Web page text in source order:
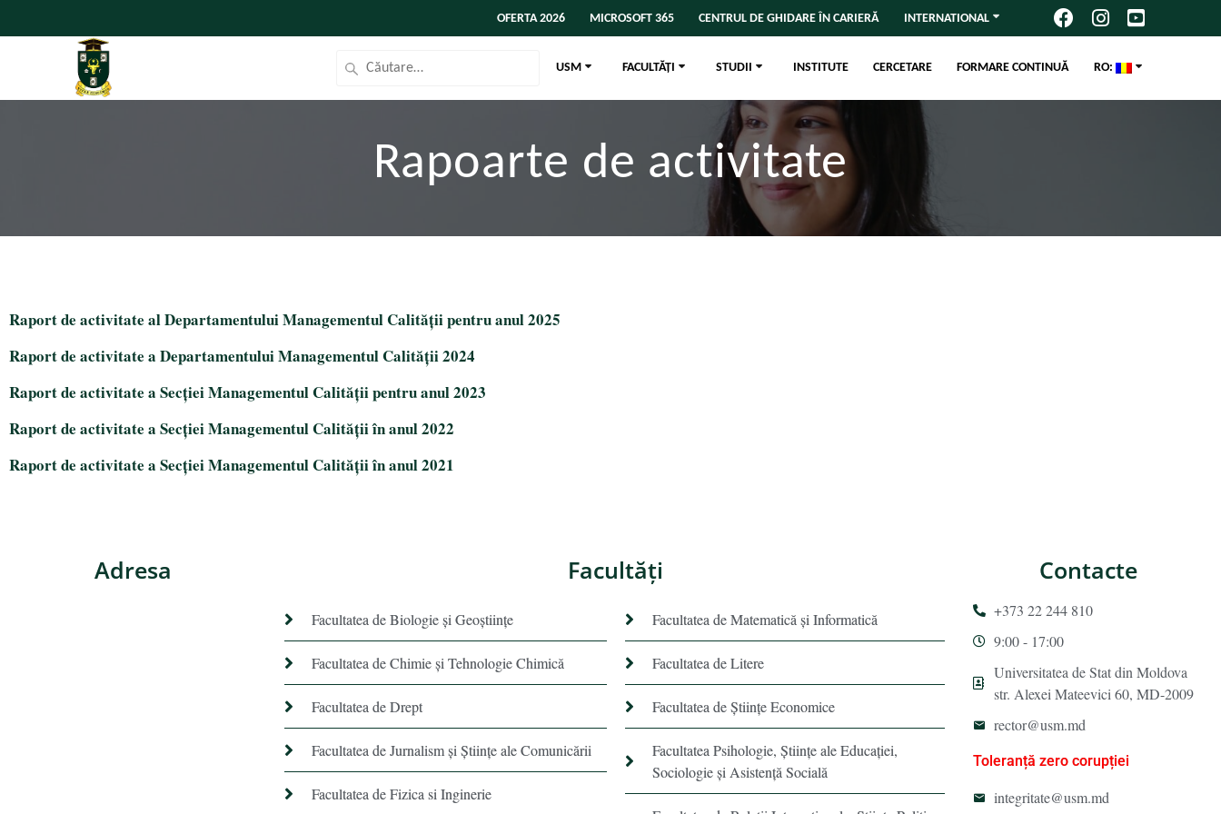
OFERTA 2026 MICROSOFT 365 CENTRUL DE GHIDARE ÎN CARIERĂ INTERNATIONAL
USM FACULTĂȚI STUDII INSTITUTE CERCETARE FORMARE CONTINUĂ RO:
Rapoarte de activitate
Raport de activitate al Departamentului Managementul Calității pentru anul 2025
Raport de activitate a Departamentului Managementul Calității 2024
Raport de activitate a Secției Managementul Calității pentru anul 2023
Raport de activitate a Secției Managementul Calității în anul 2022
Raport de activitate a Secției Managementul Calității în anul 2021
Adresa Facultăţi
Facultatea de Biologie și Geoștiințe
Facultatea de Chimie şi Tehnologie Chimică
Facultatea de Drept
Facultatea de Jurnalism şi Ştiinţe ale Comunicării
Facultatea de Fizica si Inginerie
Facultatea de Matematică şi Informatică
Facultatea de Litere
Facultatea de Științe Economice
Facultatea Psihologie, Ştiinţe ale Educaţiei,
Sociologie și Asistență Socială
Contacte
+373 22 244 810
9:00 - 17:00
Universitatea de Stat din Moldova
str. Alexei Mateevici 60, MD-2009
rector@usm.md
Toleranță zero corupției
integritate@usm.md